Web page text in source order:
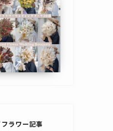
ラワー記事